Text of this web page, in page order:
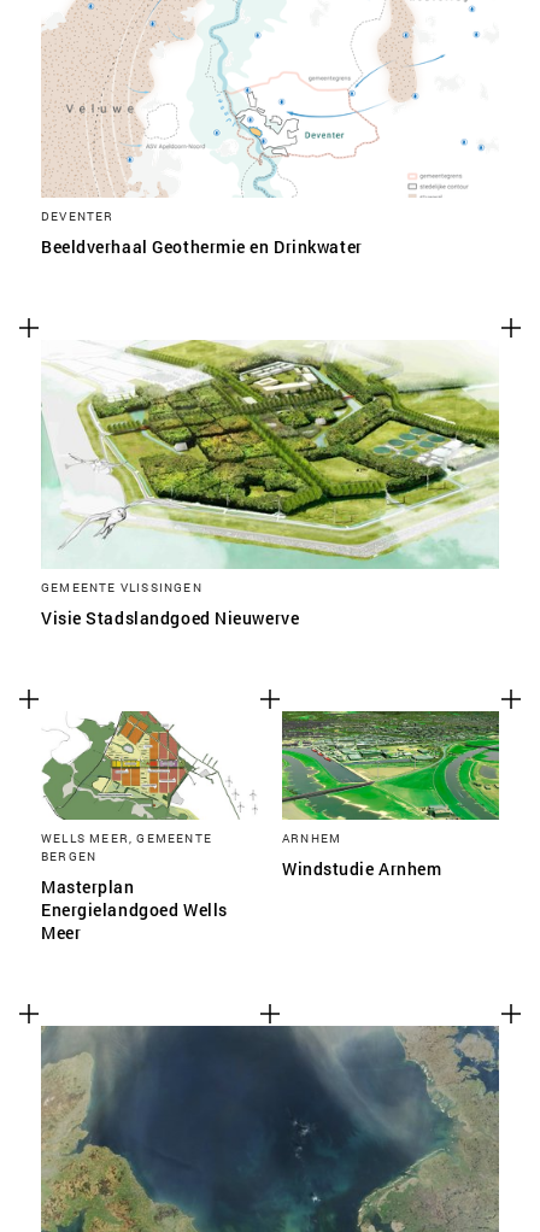
DEVENTER
Beeldverhaal Geothermie en Drinkwater
GEMEENTE VLISSINGEN
Visie Stadslandgoed Nieuwerve
WELLS MEER, GEMEENTE
BERGEN
Masterplan
Energielandgoed Wells
Meer
ARNHEM
Windstudie Arnhem
SLA VOORKEUREN OP